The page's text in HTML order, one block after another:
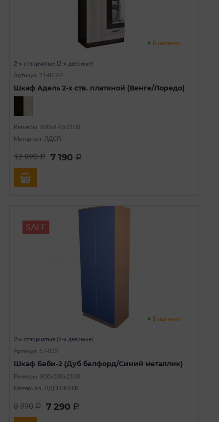
В наличии
2-х створчатые (2-х дверные)
Артикул: 21-827-2
Шкаф Адель 2-х ств. платяной (Венге/Лоредо)
Размеры: 800х470х2100
Материал: ЛДСП
12 890a 7 190 a
SALE
В наличии
2-х створчатые (2-х дверные)
Артикул: 57-032
Шкаф Беби-2 (Дуб белфорд/Синий металлик)
Размеры: 800х500х2100
Материал: ЛДСП/МДФ
8 990a 7 290 a